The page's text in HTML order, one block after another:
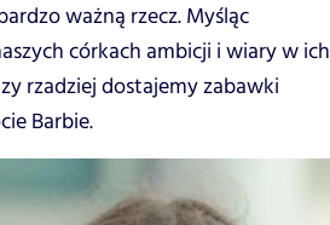
ważną rzecz. Myśląc
córkach ambicji i wiary w ich
rzadziej dostajemy zabawki
Barbie.